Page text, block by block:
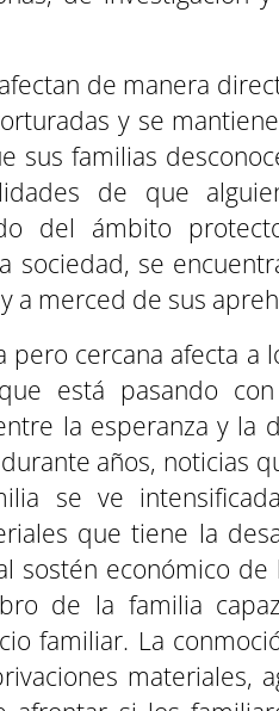
de manera
y se
sus familias
de que
del ámbito
sociedad, se
a merced de sus
pero cercana afecta a
está pasando
la esperanza y la
años, noticias
se ve
que tiene la
sostén económico
de la familia
familiar. La
materiales,